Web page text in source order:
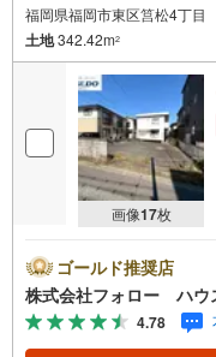
福岡県福岡市東区筥松4丁目
土地342.42m2
画像17枚
ゴールド推奨店
株式会社フォロー ハウ
4.78